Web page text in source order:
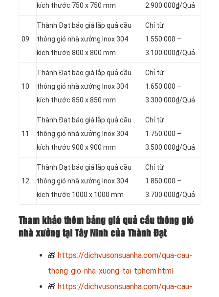
kích thước 750 x 750 mm
2.900.000₫/Quả
09
Thành Đạt báo giá lắp quả cầu
thông gió nhà xưởng Inox 304
kích thước 800 x 800 mm
Chỉ từ
1.550.000 –
3.100.000₫/Quả
10
Thành Đạt báo giá lắp quả cầu
thông gió nhà xưởng Inox 304
kích thước 850 x 850 mm
Chỉ từ
1.650.000 –
3.300.000₫/Quả
11
Thành Đạt báo giá lắp quả cầu
thông gió nhà xưởng Inox 304
kích thước 900 x 900 mm
Chỉ từ
1.750.000 –
3.500.000₫/Quả
12
Thành Đạt báo giá lắp quả cầu
thông gió nhà xưởng Inox 304
kích thước 1000 x 1000 mm
Chỉ từ
1.850.000 –
3.700.000₫/Quả
Tham khảo thêm bảng giá quả cầu thông gió
nhà xưởng tại Tây Ninh của Thành Đạt
🎁 https://dichvusonsuanha.com/qua-cau-
thong-gio-nha-xuong-tai-tphcm.html
🎁 https://dichvusonsuanha.com/qua-cau-